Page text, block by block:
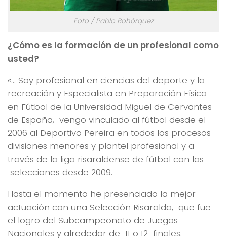
Foto / Pablo Bohórquez
¿Cómo es la formación de un profesional como
usted?
«… Soy profesional en ciencias del deporte y la
recreación y Especialista en Preparación Física
en Fútbol de la Universidad Miguel de Cervantes
de España, vengo vinculado al fútbol desde el
2006 al Deportivo Pereira en todos los procesos
divisiones menores y plantel profesional y a
través de la liga risaraldense de fútbol con las
selecciones desde 2009.
Hasta el momento he presenciado la mejor
actuación con una Selección Risaralda, que fue
el logro del Subcampeonato de Juegos
Nacionales y alrededor de 11 o 12 finales.